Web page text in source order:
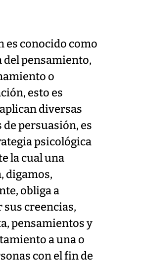
es conocido como
pensamiento,
o
esto es
diversas
de persuasión, es
psicológica
la cual una
digamos,
obliga a
sus creencias,
pensamientos y
a una o
con el fin de